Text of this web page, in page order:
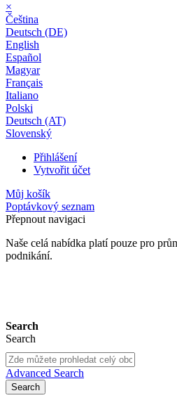
×
Čeština
Deutsch (DE)
English
Español
Magyar
Français
Italiano
Polski
Deutsch (AT)
Slovenský
Přihlášení
Vytvořit účet
Můj košík
Poptávkový seznam
Přepnout navigaci
Naše celá nabídka platí pouze pro
podnikání.
Search
Search
Advanced Search
Search